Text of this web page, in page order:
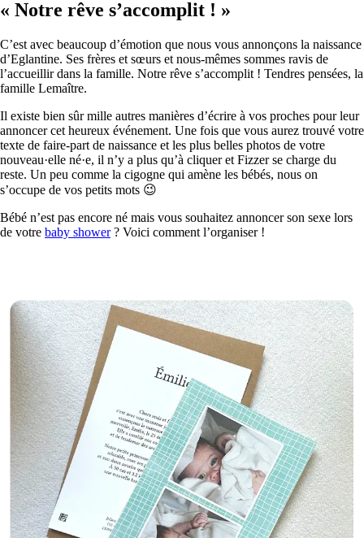
« Notre rêve s’accomplit ! »
C’est avec beaucoup d’émotion que nous vous annonçons la naissance
d’Eglantine. Ses frères et sœurs et nous-mêmes sommes ravis de
l’accueillir dans la famille. Notre rêve s’accomplit ! Tendres pensées, la
famille Lemaître.
Il existe bien sûr mille autres manières d’écrire à vos proches pour leur
annoncer cet heureux événement. Une fois que vous aurez trouvé votre
texte de faire-part de naissance et les plus belles photos de votre
nouveau·elle né·e, il n’y a plus qu’à cliquer et Fizzer se charge du
reste. Un peu comme la cigogne qui amène les bébés, nous on
s’occupe de vos petits mots 😉
Bébé n’est pas encore né mais vous souhaitez annoncer son sexe lors
de votre baby shower? Voici comment l’organiser !